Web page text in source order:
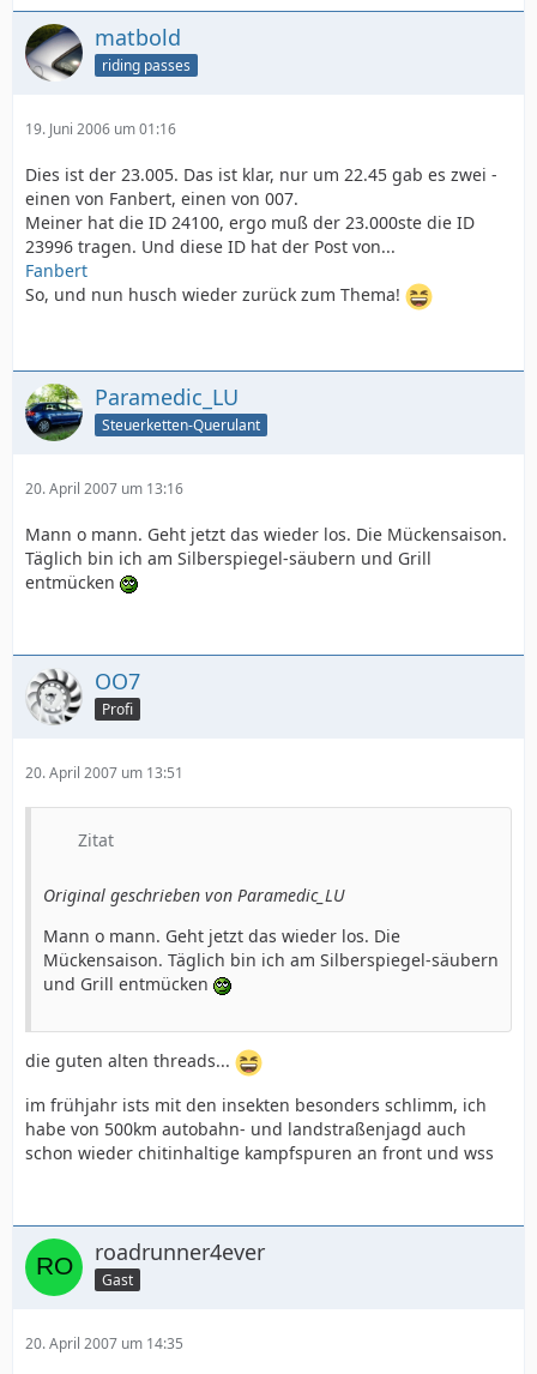
matbold
riding passes
19. Juni 2006 um 01:16
Dies ist der 23.005. Das ist klar, nur um 22.45 gab es zwei -
einen von Fanbert, einen von 007.
Meiner hat die ID 24100, ergo muß der 23.000ste die ID
23996 tragen. Und diese ID hat der Post von...
Fanbert
So, und nun husch wieder zurück zum Thema!
Paramedic_LU
Steuerketten-Querulant
20. April 2007 um 13:16
Mann o mann. Geht jetzt das wieder los. Die Mückensaison.
Täglich bin ich am Silberspiegel-säubern und Grill
entmücken
OO7
Profi
20. April 2007 um 13:51
Zitat
Original geschrieben von Paramedic_LU
Mann o mann. Geht jetzt das wieder los. Die
Mückensaison. Täglich bin ich am Silberspiegel-säubern
und Grill entmücken
die guten alten threads...
im frühjahr ists mit den insekten besonders schlimm, ich
habe von 500km autobahn- und landstraßenjagd auch
schon wieder chitinhaltige kampfspuren an front und wss
roadrunner4ever
Gast
20. April 2007 um 14:35